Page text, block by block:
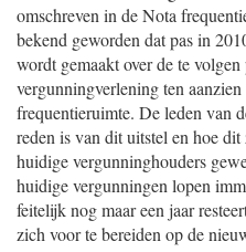
omschreven in de Nota
bekend geworden dat pas in
wordt gemaakt over de te
vergunningverlening ten
frequentieruimte. De leden van
reden is van dit uitstel en hoe
huidige vergunninghouders
huidige vergunningen lopen
feitelijk nog maar een jaar
zich voor te bereiden op de